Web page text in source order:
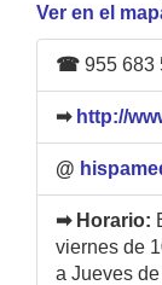
Ver en el
☎ 955 683
➡ http://
@
➡ Horario:
viernes de
a Jueves